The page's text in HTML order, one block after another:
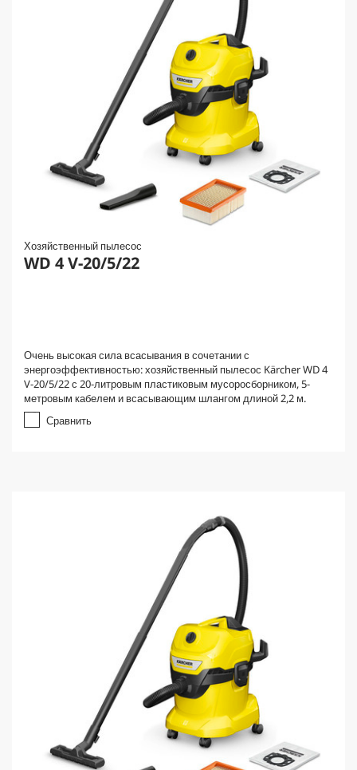
Хозяйственный пылесос
WD 4 V-20/5/22
Очень высокая сила всасывания в сочетании с
энергоэффективностью: хозяйственный пылесос Kärcher WD 4
V-20/5/22 с 20-литровым пластиковым мусоросборником, 5-
метровым кабелем и всасывающим шлангом длиной 2,2 м.
Сравнить